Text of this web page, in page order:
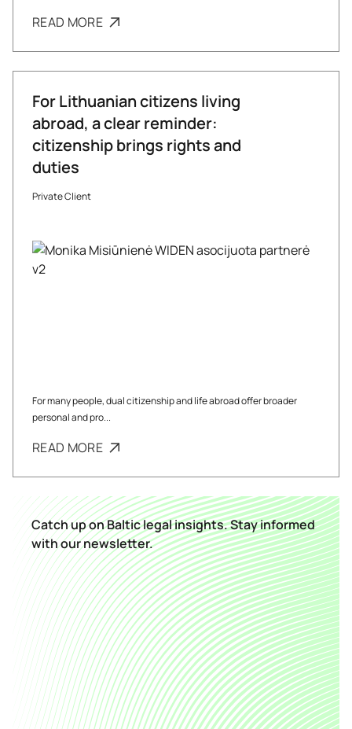
READ MORE
For Lithuanian citizens living
abroad, a clear reminder:
citizenship brings rights and
duties
Private Client
For many people, dual citizenship and life abroad offer broader
personal and pro...
READ MORE
Catch up on Baltic legal insights. Stay informed
with our newsletter.